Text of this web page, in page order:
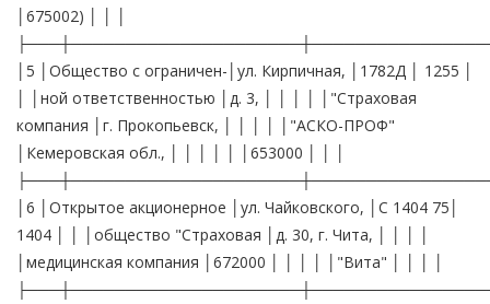
│675002) │ │ │
│5 │Общество с ограничен-│ул. Кирпичная, │1782Д │ 1255 │
│ │ной ответственностью │д. 3, │ │ │ │ │"Страховая
компания │г. Прокопьевск, │ │ │ │ │"АСКО-ПРОФ"
│Кемеровская обл., │ │ │ │ │ │653000 │ │ │
│6 │Открытое акционерное │ул. Чайковского, │С 1404 75│
1404 │ │ │общество "Страховая │д. 30, г. Чита, │ │ │ │
│медицинская компания │672000 │ │ │ │ │"Вита" │ │ │ │